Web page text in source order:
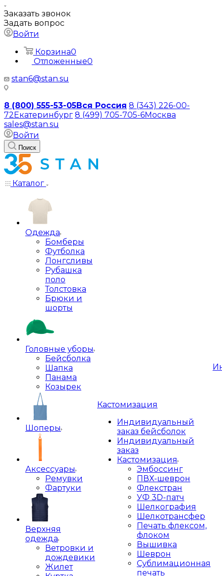
Заказать звонок
Задать вопрос
Войти
Корзина0
Отложенные0
stan6@stan.su
8 (800) 555-53-05Вся Россия 8 (343) 226-00-
72Екатеринбург 8 (499) 705-705-6Москва
sales@stan.su
Войти
Поиск
Каталог
Одежда
Бомберы
Футболка
Лонгсливы
Рубашка
поло
Толстовка
Брюки и
шорты
Головные уборы
Бейсболка
Шапка
Панама
Козырек
Шоперы
Аксессуары
Ремувки
Фартуки
Верхняя
одежда
Ветровки и
дождевики
Жилет
Кастомизация
Индивидуальный
заказ бейсболок
Индивидуальный
заказ
Кастомизация
Эмбоссинг
ПВХ-шеврон
Флекстран
УФ 3D-патч
Шелкография
Шелкотрансфер
Печать флексом,
флоком
Вышивка
Шеврон
Сублимационная
печать